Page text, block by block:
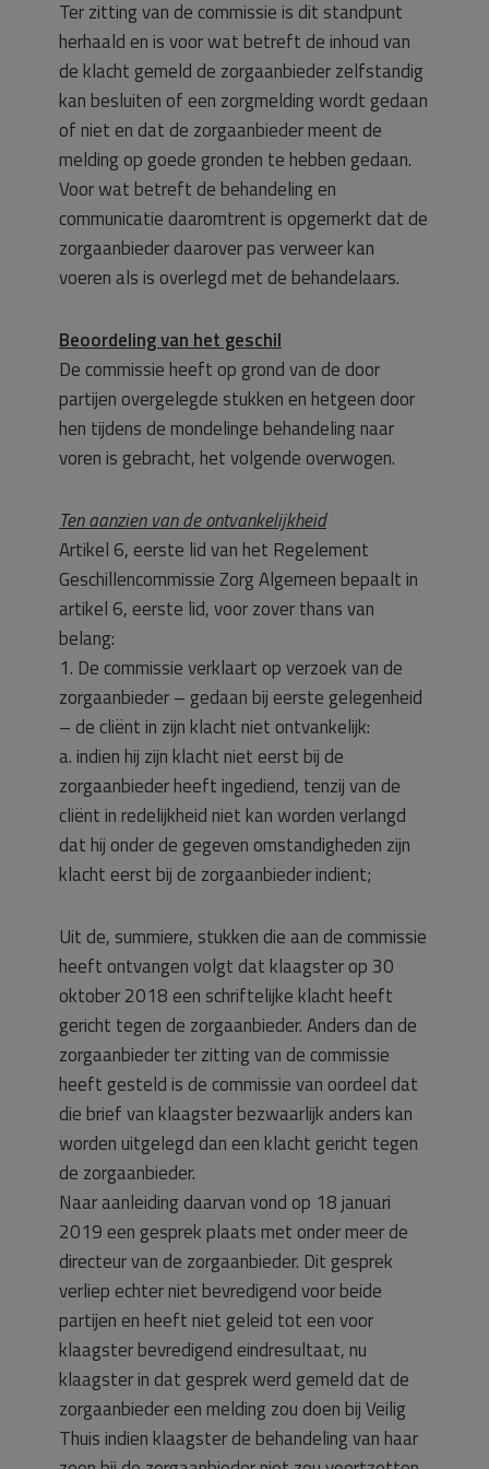
Ter zitting van de commissie is dit standpunt
herhaald en is voor wat betreft de inhoud van
de klacht gemeld de zorgaanbieder zelfstandig
kan besluiten of een zorgmelding wordt gedaan
of niet en dat de zorgaanbieder meent de
melding op goede gronden te hebben gedaan.
Voor wat betreft de behandeling en
communicatie daaromtrent is opgemerkt dat de
zorgaanbieder daarover pas verweer kan
voeren als is overlegd met de behandelaars.
Beoordeling van het geschil
De commissie heeft op grond van de door
partijen overgelegde stukken en hetgeen door
hen tijdens de mondelinge behandeling naar
voren is gebracht, het volgende overwogen.
Ten aanzien van de ontvankelijkheid
Artikel 6, eerste lid van het Regelement
Geschillencommissie Zorg Algemeen bepaalt in
artikel 6, eerste lid, voor zover thans van
belang:
1. De commissie verklaart op verzoek van de
zorgaanbieder – gedaan bij eerste gelegenheid
– de cliënt in zijn klacht niet ontvankelijk:
a. indien hij zijn klacht niet eerst bij de
zorgaanbieder heeft ingediend, tenzij van de
cliënt in redelijkheid niet kan worden verlangd
dat hij onder de gegeven omstandigheden zijn
klacht eerst bij de zorgaanbieder indient;
Uit de, summiere, stukken die aan de commissie
heeft ontvangen volgt dat klaagster op 30
oktober 2018 een schriftelijke klacht heeft
gericht tegen de zorgaanbieder. Anders dan de
zorgaanbieder ter zitting van de commissie
heeft gesteld is de commissie van oordeel dat
die brief van klaagster bezwaarlijk anders kan
worden uitgelegd dan een klacht gericht tegen
de zorgaanbieder.
Naar aanleiding daarvan vond op 18 januari
2019 een gesprek plaats met onder meer de
directeur van de zorgaanbieder. Dit gesprek
verliep echter niet bevredigend voor beide
partijen en heeft niet geleid tot een voor
klaagster bevredigend eindresultaat, nu
klaagster in dat gesprek werd gemeld dat de
zorgaanbieder een melding zou doen bij Veilig
Thuis indien klaagster de behandeling van haar